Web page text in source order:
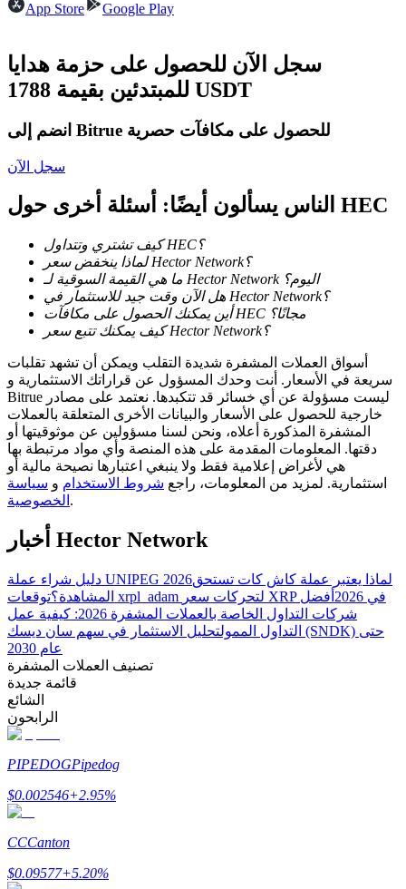
كن متداول نسخ
استمتع بتقاسم الأرباح وعمولات نسخ التداول
معلومة
تحليل البيانات الضخمة بما في ذلك المعلومات التجارية، وما
إلى ذلك.
دليل المبتدئين للعقود الآجلة
استراتيجيات التداول
App Store
Google Play
سجل الآن للحصول على حزمة هدايا
للمبتدئين بقيمة 1788 USDT
انضم إلى Bitrue للحصول على مكافآت حصرية
سجل الآن
الناس يسألون أيضًا: أسئلة أخرى حول HEC
كيف تشتري وتتداول HEC؟
لماذا ينخفض سعر Hector Network؟
ما هي القيمة السوقية لـ Hector Network اليوم؟
هل الآن وقت جيد للاستثمار في Hector Network؟
أين يمكنك الحصول على مكافآت HEC مجانًا؟
كيف يمكنك تتبع سعر Hector Network؟
أسواق العملات المشفرة شديدة التقلب ويمكن أن تشهد تقلبات
سريعة في الأسعار. أنت وحدك المسؤول عن قراراتك الاستثمارية و
Bitrue ليست مسؤولة عن أي خسائر قد تتكبدها. نعتمد على مصادر
خارجية للحصول على الأسعار والبيانات الأخرى المتعلقة بالعملات
المشفرة المذكورة أعلاه، ونحن لسنا مسؤولين عن موثوقيتها أو
دقتها. المعلومات المقدمة على هذه المنصة وأي مواد مرتبطة بها
هي لأغراض إعلامية فقط ولا ينبغي اعتبارها نصيحة مالية أو
استثمارية. لمزيد من المعلومات، راجع شروط الاستخدام و سياسة
الخصوصية .
أخبار Hector Network
دليل شراء عملة UNIPEG 2026لماذا يعتبر عملة كاش كات تستحق
المشاهدة؟
توقعات xrpl_adam لتحركات سعر XRP في 2026
أفضل
شركات التداول الخاصة بالعملات المشفرة 2026: كيفية عمل
التداول الممولتحليل الاستثمار في سهم سان ديسك (SNDK) حتى
عام 2030
تصنيف العملات المشفرة
قائمة جديدة
الشائع
الرابحون
PIPEDOGPipedog
$0.002546+2.95%
CCCanton
$0.09577+5.20%